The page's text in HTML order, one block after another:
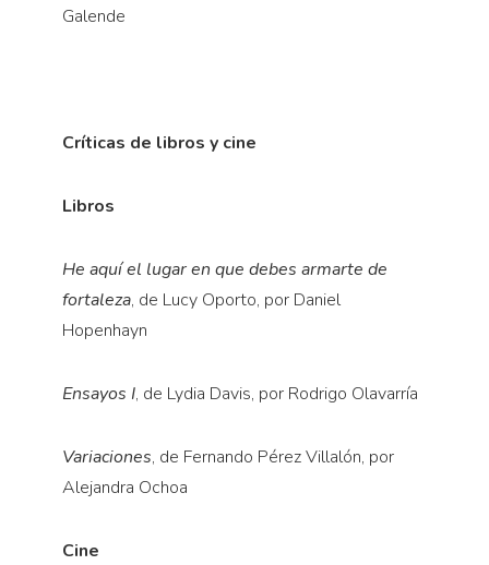
Galende
Críticas de libros y cine
Libros
He aquí el lugar en que debes armarte de
fortaleza, de Lucy Oporto, por Daniel
Hopenhayn
Ensayos I, de Lydia Davis, por Rodrigo Olavarría
Variaciones, de Fernando Pérez Villalón, por
Alejandra Ochoa
Cine